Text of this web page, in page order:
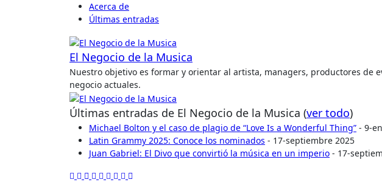
Acerca de
Últimas entradas
El Negocio de la Musica
Nuestro objetivo es formar y orientar al artista, managers, productores de
negocio actuales.
Últimas entradas de El Negocio de la Musica (ver todo)
Michael Bolton y el caso de plagio de “Love Is a Wonderful Thing” - 9-
Latin Grammy 2025: Conoce los nominados - 17-septiembre 2025
Juan Gabriel: El Divo que convirtió la música en un imperio - 17-